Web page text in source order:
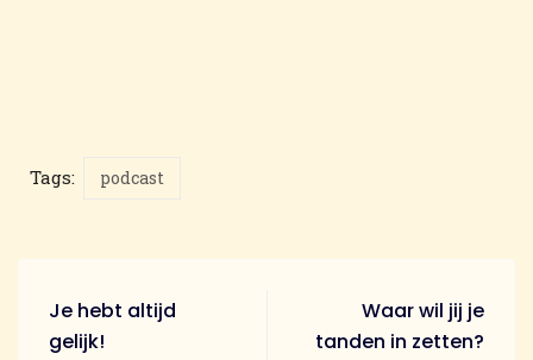
Tags: podcast
Je hebt altijd
gelijk!
Waar wil jij je
tanden in zetten?